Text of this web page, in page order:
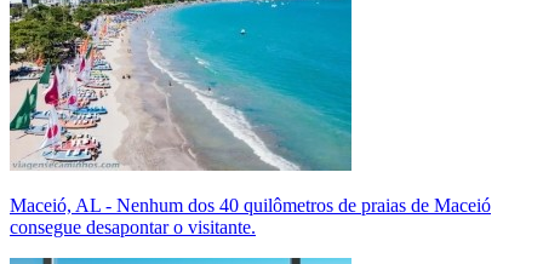
Maceió, AL - Nenhum dos 40 quilômetros de praias de Maceió
consegue desapontar o visitante.